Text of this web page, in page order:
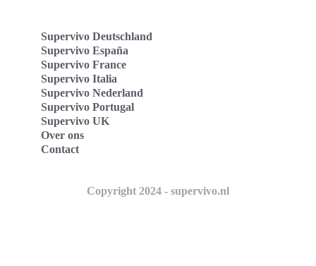
Supervivo Deutschland
Supervivo España
Supervivo France
Supervivo Italia
Supervivo Nederland
Supervivo Portugal
Supervivo UK
Over ons
Contact
Copyright 2024 - supervivo.nl